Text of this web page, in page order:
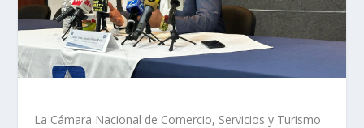
La Cámara Nacional de Comercio, Servicios y Turismo